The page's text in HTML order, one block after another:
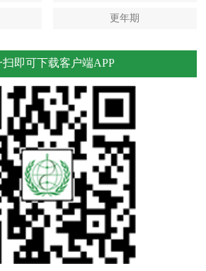
更年期
扫即可下载客户端APP